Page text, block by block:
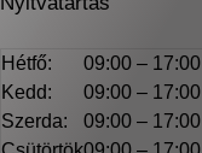
Hétfő:
09:00 – 17:00
Kedd:
09:00 – 17:00
Szerda:
09:00 – 17:00